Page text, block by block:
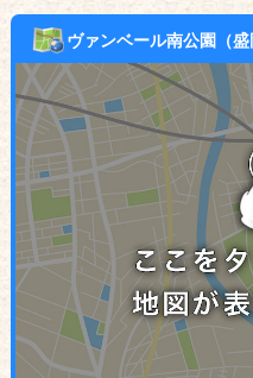
ヴァンベール南公園（